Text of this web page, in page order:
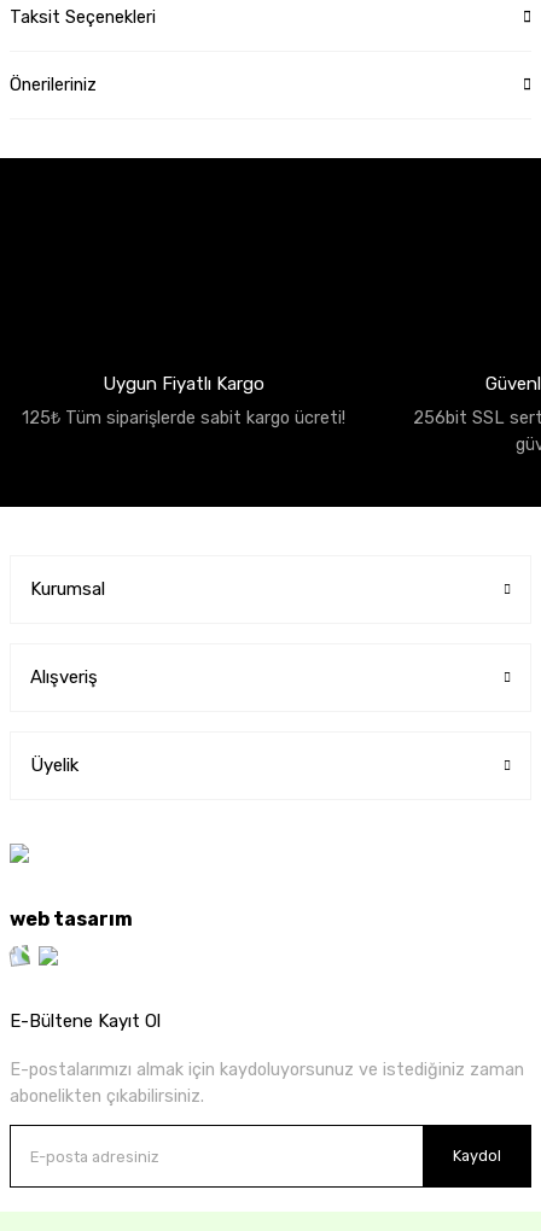
Taksit Seçenekleri
Önerileriniz
Uygun Fiyatlı Kargo
125₺ Tüm siparişlerde sabit kargo ücreti!
256bit SSL
Kurumsal
Alışveriş
Üyelik
web tasarım
E-Bültene Kayıt Ol
E-postalarımızı almak için kaydoluyorsunuz ve istediğiniz zaman
abonelikten çıkabilirsiniz.
Kaydol